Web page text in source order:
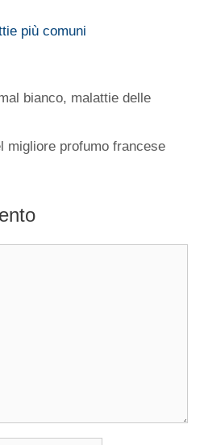
più comuni
bianco, malattie delle
migliore profumo francese